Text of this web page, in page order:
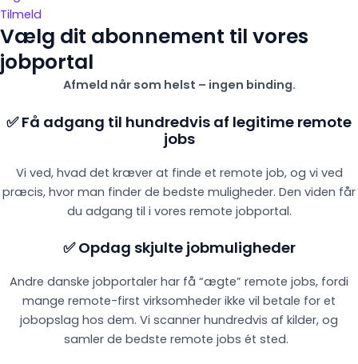
Tilmeld
Vælg dit abonnement til vores
jobportal
Afmeld når som helst – ingen binding.
✅ Få adgang til hundredvis af legitime remote
jobs
Vi ved, hvad det kræver at finde et remote job, og vi ved
præcis, hvor man finder de bedste muligheder. Den viden får
du adgang til i vores remote jobportal.
✅ Opdag skjulte jobmuligheder
Andre danske jobportaler har få “ægte” remote jobs, fordi
mange remote-first virksomheder ikke vil betale for et
jobopslag hos dem. Vi scanner hundredvis af kilder, og
samler de bedste remote jobs ét sted.